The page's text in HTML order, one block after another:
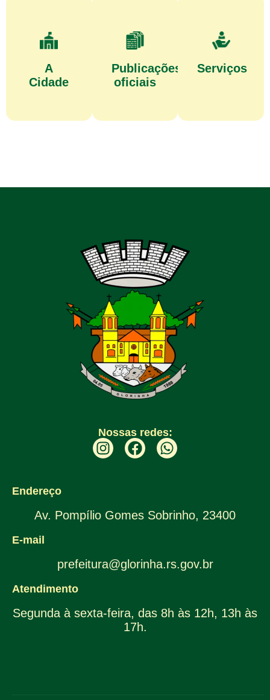
A
Cidade
Publicações
oficiais
Serviços
Nossas redes:
Endereço
Av. Pompílio Gomes Sobrinho, 23400
E-mail
prefeitura@glorinha.rs.gov.br
Atendimento
Segunda à sexta-feira, das 8h às 12h, 13h às
17h.